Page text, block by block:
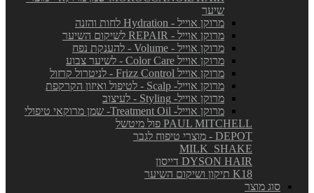
שיער
מרוקן אוייל - Hydration לחות והזנה
מרוקן אוייל - REPAIR לשיקום השיער
מרוקן אוייל - Volume - להענקת נפח
מרוקן אוייל Color Care - לשיער צבוע
מרוקן אוייל Frizz Control - לניטרול קרזול
מרוקן אוייל- Scalp - לטיפול ואיזון הקרקפת
מרוקן אוייל- Styling - לעיצוב
מרוקן אוייל- Treatment Oil- שמן מרוקאי טיפולי
PAUL MITCHELL פול מיטשל
DEPOT - מוצרי טיפוח לגבר
MILK_SHAKE
DYSON HAIR דייסון
K18 תיקון ושיקום השיער
סוג מוצר